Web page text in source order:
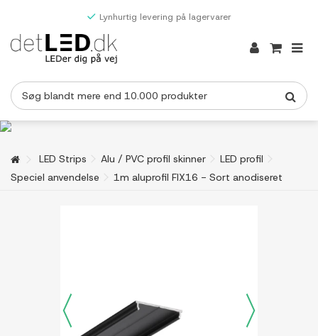
Lynhurtig levering på lagervarer
LED Strips Alu / PVC profil skinner
LED profil
Speciel anvendelse
1m aluprofil FIX16 - Sort anodiseret